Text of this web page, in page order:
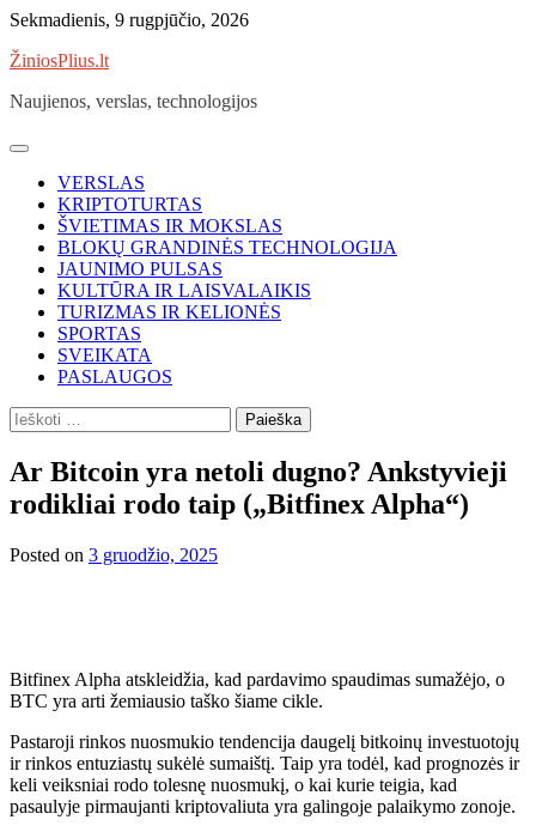
Skip
content
Sekmadienis, 9 rugpjūčio, 2026
ŽiniosPlius.lt
Naujienos, verslas, technologijos
VERSLAS
KRIPTOTURTAS
ŠVIETIMAS IR MOKSLAS
BLOKŲ GRANDINĖS TECHNOLOGIJA
JAUNIMO PULSAS
KULTŪRA IR LAISVALAIKIS
TURIZMAS IR KELIONĖS
SPORTAS
SVEIKATA
PASLAUGOS
Ieškoti:
Ar Bitcoin yra netoli dugno? Ankstyvieji
rodikliai rodo taip („Bitfinex Alpha“)
Posted on 3 gruodžio, 2025
Bitfinex Alpha atskleidžia, kad pardavimo spaudimas sumažėjo, o
BTC yra arti žemiausio taško šiame cikle.
Pastaroji rinkos nuosmukio tendencija daugelį bitkoinų investuotojų
ir rinkos entuziastų sukėlė sumaištį. Taip yra todėl, kad prognozės ir
keli veiksniai rodo tolesnę nuosmukį, o kai kurie teigia, kad
pasaulyje pirmaujanti kriptovaliuta yra galingoje palaikymo zonoje.